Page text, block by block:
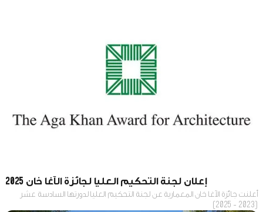
إعلان لجنة التحكيم العليا لجائزة الآغا خان 2025
أعلنت جائزة الآغا خان المعمارية عن لجنة التحكيم العليا لدورتها السادسة عشر
(2023 - 2025)